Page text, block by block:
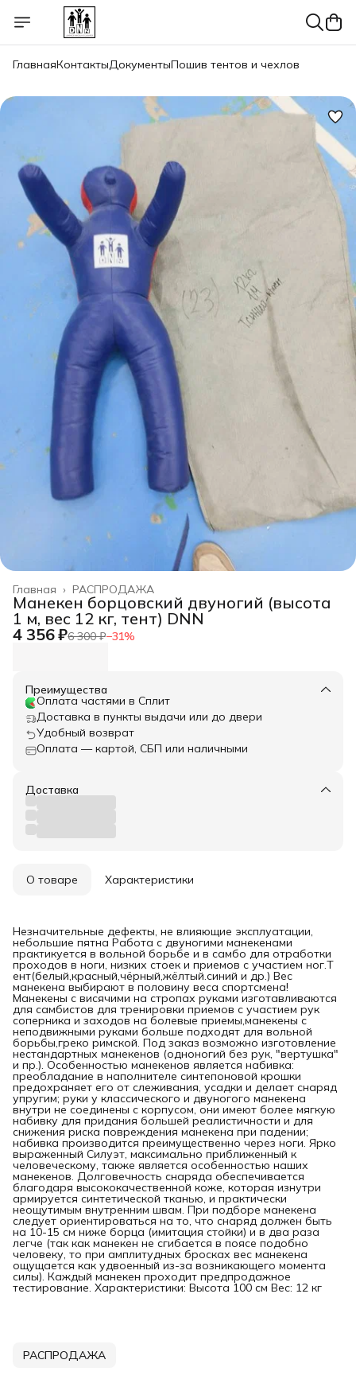
ГлавнаяКонтактыДокументыПошив тентов и чехлов
РАСПРОДАЖА
Главная ›
Манекен борцовский двуногий (высота
1 м, вес 12 кг, тент) DNN
4 356 ₽6 300 ₽−31%
Преимущества
Оплата частями в Сплит
Доставка в пункты выдачи или до двери
Удобный возврат
Оплата — картой, СБП или наличными
Доставка
О товаре Характеристики
Незначительные дефекты, не влияющие эксплуатации,
небольшие пятна Работа с двуногими манекенами
практикуется в вольной борьбе и в самбо для отработки
проходов в ноги, низких стоек и приемов с участием ног.Т
ент(белый,красный,чёрный,жёлтый.синий и др.) Вес
манекена выбирают в половину веса спортсмена!
Манекены с висячими на стропах руками изготавливаются
для самбистов для тренировки приемов с участием рук
соперника и заходов на болевые приемы,манекены с
неподвижными руками больше подходят для вольной
борьбы,греко римской. Под заказ возможно изготовление
нестандартных манекенов (одноногий без рук, "вертушка"
и пр.). Особенностью манекенов является набивка:
преобладание в наполнителе синтепоновой крошки
предохраняет его от слеживания, усадки и делает снаряд
упругим; руки у классического и двуногого манекена
внутри не соединены с корпусом, они имеют более мягкую
набивку для придания большей реалистичности и для
снижения риска повреждения манекена при падении;
набивка производится преимущественно через ноги. Ярко
выраженный Силуэт, максимально приближенный к
человеческому, также является особенностью наших
манекенов. Долговечность снаряда обеспечивается
благодаря высококачественной коже, которая изнутри
армируется синтетической тканью, и практически
неощутимым внутренним швам. При подборе манекена
следует ориентироваться на то, что снаряд должен быть
на 10-15 см ниже борца (имитация стойки) и в два раза
легче (так как манекен не сгибается в поясе подобно
человеку, то при амплитудных бросках вес манекена
ощущается как удвоенный из-за возникающего момента
силы). Каждый манекен проходит предпродажное
тестирование. Характеристики: Высота 100 см Вес: 12 кг
РАСПРОДАЖА